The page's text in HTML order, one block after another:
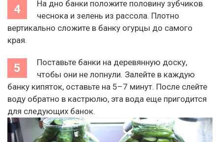
На дно банки положите половину зубчиков
чеснока и зелень из рассола. Плотно
вертикально сложите в банку огурцы до самого
края.
Поставьте банки на деревянную доску,
чтобы они не лопнули. Залейте в каждую
банку кипяток, оставьте на 5–7 минут. После слейте
воду обратно в кастрюлю, эта вода еще пригодится
для следующих банок.